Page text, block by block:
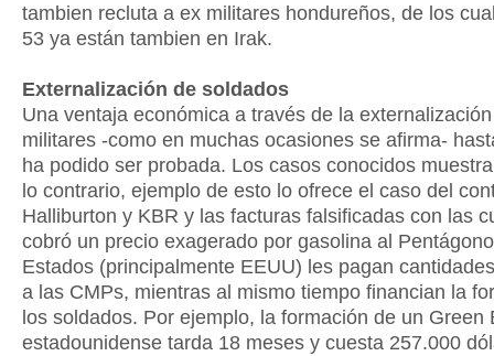
tambien recluta a ex militares hondureños, de los
53 ya están tambien en Irak.
Externalización de soldados
Una ventaja económica a través de la
militares -como en muchas ocasiones se afirma-
ha podido ser probada. Los casos conocidos
lo contrario, ejemplo de esto lo ofrece el caso del
Halliburton y KBR y las facturas falsificadas con las
cobró un precio exagerado por gasolina al
Estados (principalmente EEUU) les pagan
a las CMPs, mientras al mismo tiempo financian la
los soldados. Por ejemplo, la formación de un Green
estadounidense tarda 18 meses y cuesta 257.000